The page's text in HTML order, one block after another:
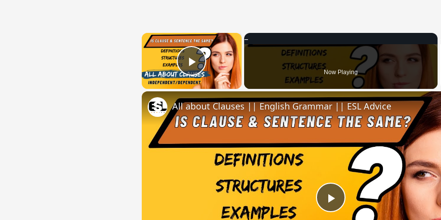
×
Play Video Now Playing
Play
All about Clauses || English Grammar || ESL Advice